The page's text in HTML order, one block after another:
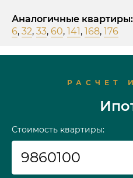
Аналогичные квартиры:
6, 32, 33, 60, 141, 168, 176
РАСЧЕТ
Стоимость квартиры: